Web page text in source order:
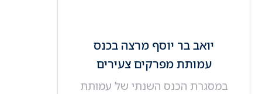
יואב בר יוסף מרצה בכנס
עמותת מפרקים צעירים
במסגרת הכנס השנתי של עמותת